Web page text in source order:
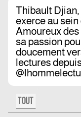
Thibault Djian,
exerce au sein
Amoureux des
sa passion
doucement
lectures
TOUT